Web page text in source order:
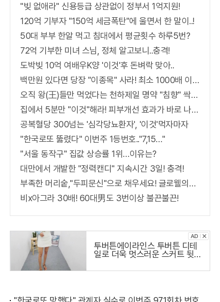
"빚 없애라" 신용등급 상관없이 정부서 1억지원!
120억 기부자 "150억 세금폭탄"에 울면서 한 말이..!
50대 부부 한알 먹고 침대에서 평균횟수 하루5번?
72억 기부한 미녀 스님, 정체 알고보니..충격!
도박빚 10억 여배우K양 '이것'후 돈벼락 맞아..
백만원 있다면 당장 "이종목" 사라! 최소 1000배 이상 증가...충격!!
오직 왕(王)들만 먹었다는 천하제일 명약 "침향" 싹쓰리 완판!! 왜 난리났나 봤더니..경악!
집에서 5분만 "이것"해라! 피부개선 효과가 바로 나타난다!!
공복혈당 300넘는 '심각당뇨환자', '이것'먹자마자
"한국로또 뚫렸다" 이번주 1등번호.."7,15…"
"서울 동작구" 집값 상승률 1위…이유는?
대만에서 개발한 "정력캔디" 지속시간 3일! 충격!
부족한 머리숱,"두피문신"으로 채우세요! 글로웰의원 의)96837
비x아그라 30배! 60대男도 3번이상 불끈불끈!
투버튼에이라인스 투버튼 디테
일로 더욱 멋스러운 스커트 뒷지